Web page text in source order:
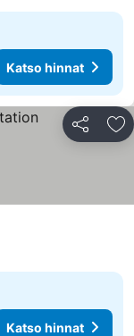
Katso hinnat
Jaa
Katso hinnat